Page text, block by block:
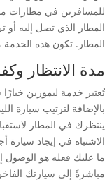
للمسافرين في مطارات
المطار الذي تصل إليه
المطار. تكون هذه الخدمة
مدة الانتظار
تُعتبر خدمة ليموزين
بالإضافة لترتيب سيارة
ينتظرك في المطار
الاشتباه في إيجاد
ما عليك فعله هو الوصول
مباشرةً إلى سيارتك